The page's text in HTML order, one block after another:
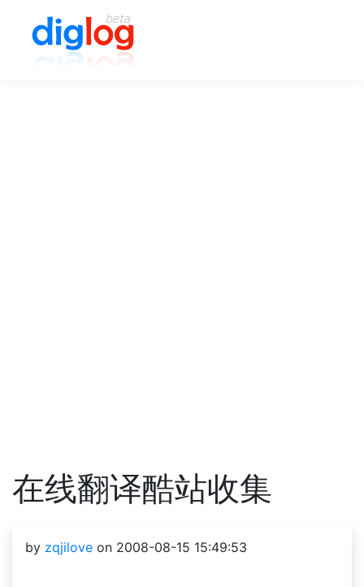
在线翻译酷站收集
by zqjilove on 2008-08-15 15:49:53